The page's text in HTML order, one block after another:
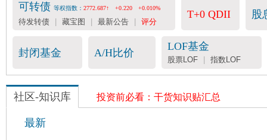
可转债 等权指数： 2772.687↑ +0.220 +0.010%
待发转债 藏宝图 最新公告 评分
T+0 QDII 股
封闭基金 A/H比价
LOF基金
股票LOF | 指数LOF
社区-知识库 投资前必看：干货知识贴汇总
最新